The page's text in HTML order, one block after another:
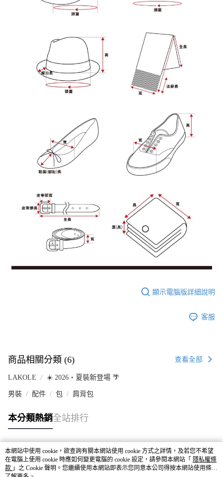
顯示電腦版詳細說明
客服
商品相關分類 (6) 查看全部
LAKOLE ☀️ 2026・夏裝新登場 🌴
男裝 配件 包 肩背包
本分類熱銷全站排行
熱門標籤
本網站中使用 cookie，欲查詢有關本網站使用 cookie 方式之詳情，及若您不希望
在電腦上使用 cookie 時應如何變更電腦的 cookie 設定，請參閱本網站「 隱私權條
款 」之 Cookie 聲明。您繼續使用本網站即表示您同意本公司得按本網站使用條款